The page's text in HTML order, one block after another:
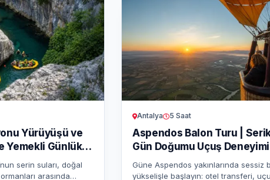
Yürüyüşü ve
Yemekli Günlük
serin suları, doğal
arasında
Antalya 5 Saat
Aspendos Balon Turu |
Gün Doğumu Uçuş Deneyimi
Güne Aspendos yakınlarında sessiz
yükselişle başlayın: otel transferi,